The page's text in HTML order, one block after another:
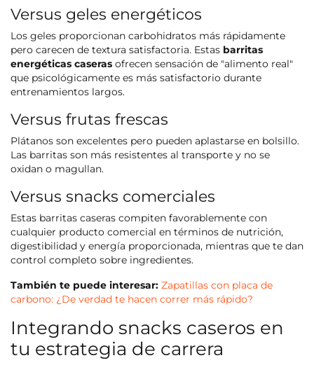
Versus geles energéticos
Los geles proporcionan carbohidratos más rápidamente
pero carecen de textura satisfactoria. Estas barritas
energéticas caseras ofrecen sensación de "alimento real"
que psicológicamente es más satisfactorio durante
entrenamientos largos.
Versus frutas frescas
Plátanos son excelentes pero pueden aplastarse en bolsillo.
Las barritas son más resistentes al transporte y no se
oxidan o magullan.
Versus snacks comerciales
Estas barritas caseras compiten favorablemente con
cualquier producto comercial en términos de nutrición,
digestibilidad y energía proporcionada, mientras que te dan
control completo sobre ingredientes.
También te puede interesar: Zapatillas con placa de
carbono: ¿De verdad te hacen correr más rápido?
Integrando snacks caseros en
tu estrategia de carrera